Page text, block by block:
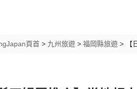
頁首> 九州旅遊> 福岡縣旅遊>